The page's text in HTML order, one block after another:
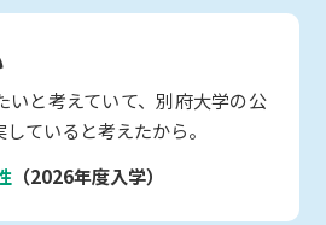
いと考えていて、別府大学の公
ていると考えたから。
（2026年度入学）